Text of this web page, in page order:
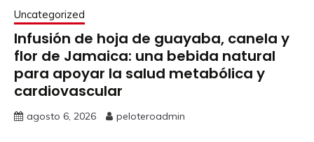
Uncategorized
Infusión de hoja de guayaba, canela y
flor de Jamaica: una bebida natural
para apoyar la salud metabólica y
cardiovascular
agosto 6, 2026 peloteroadmin